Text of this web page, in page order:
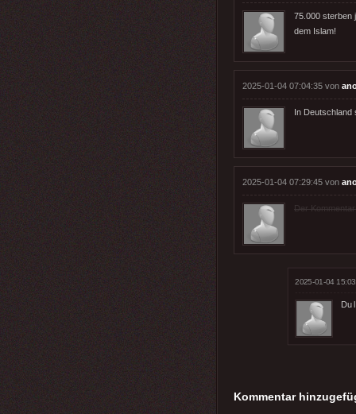
75.000 sterben
dem Islam!
2025-01-04 07:04:35 von
In Deutschland
2025-01-04 07:29:45 von
Der
2025-01-04
Du
Kommentar